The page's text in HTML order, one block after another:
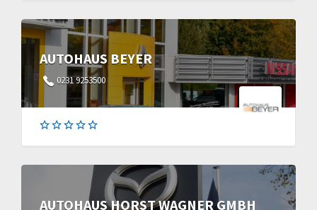
AUTOHAUS BEYER
0231 9253500
AUTOHAUS HORST WAGNER GMBH